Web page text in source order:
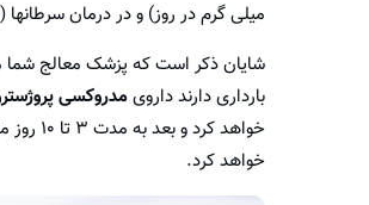
میلی گرم در روز) و در درمان سرطانها (۱۰۰ تا ۱۵۰۰ میلی گرم در روز) اعلام شده است.
شایان ذکر است که پزشک معالج شما
بارداری دارند دارویمدروکسی
خواهد کرد.